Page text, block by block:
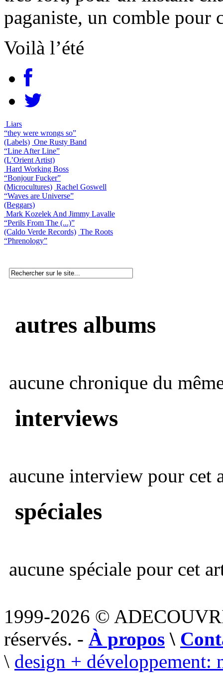
paganiste, un comble pour
Voilà l’été
Liars
“they were wrongs so”
(Labels) One Rusty Band
“Line After Line”
(L’Orient Artist)
Hard Working Boss
“Bonjour Fucker”
(Microcultures) Rachel Goswell
“Waves are Universe”
(Beggars)
Mark Kozelek And Jimmy Lavalle
“Perils From The (...)”
(Caldo Verde Records) The Roots
“Phrenology”
autres albums
aucune chronique du
interviews
aucune interview pour cet
spéciales
aucune spéciale pour cet
1999-2026 ©
réservés. - À propos \
\ design + développement: